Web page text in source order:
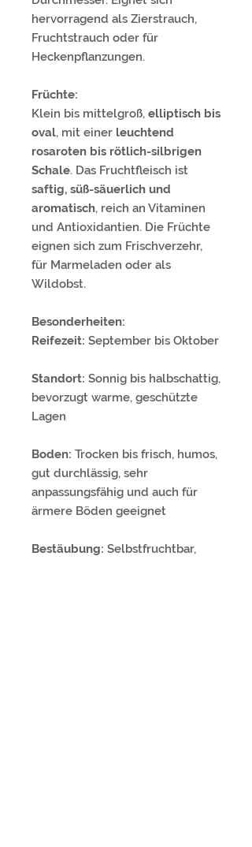
hervorragend als Zierstrauch,
Fruchtstrauch oder für
Heckenpflanzungen.
Früchte:
Klein bis mittelgroß, elliptisch bis
oval, mit einer leuchtend
rosaroten bis rötlich-silbrigen
Schale. Das Fruchtfleisch ist
saftig, süß-säuerlich und
aromatisch, reich an Vitaminen
und Antioxidantien. Die Früchte
eignen sich zum Frischverzehr,
für Marmeladen oder als
Wildobst.
Besonderheiten:
Reifezeit: September bis Oktober
Standort: Sonnig bis halbschattig,
bevorzugt warme, geschützte
Lagen
Boden: Trocken bis frisch, humos,
gut durchlässig, sehr
anpassungsfähig und auch für
ärmere Böden geeignet
Bestäubung: Selbstfruchtbar,